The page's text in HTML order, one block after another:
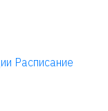
Расписание